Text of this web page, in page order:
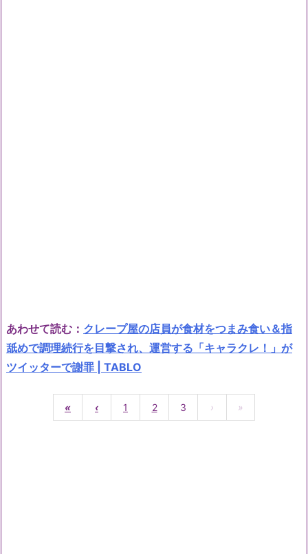
あわせて読む： クレープ屋の店員が食材をつまみ食い＆指
舐めで調理続行を目撃され、運営する「キャラクレ！」が
ツイッターで謝罪 | TABLO
« ‹ 1 2 3 › »